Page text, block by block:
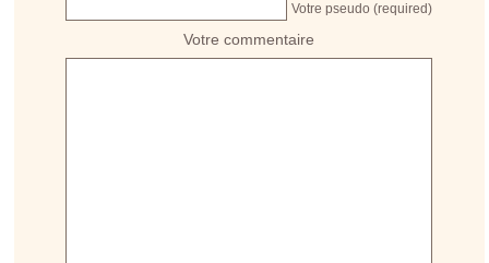
Votre pseudo (required)
Votre commentaire